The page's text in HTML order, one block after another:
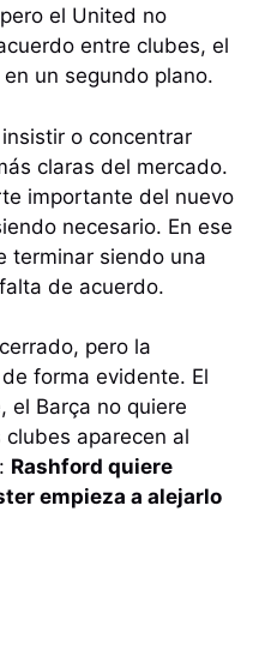
el United no
entre clubes, el
un segundo plano.
o concentrar
claras del mercado.
importante del nuevo
necesario. En ese
terminar siendo una
de acuerdo.
pero la
forma evidente. El
el Barça no quiere
aparecen al
Rashford quiere
empieza a alejarlo